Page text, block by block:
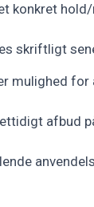
konkret
skriftligt
mulighed
afbud